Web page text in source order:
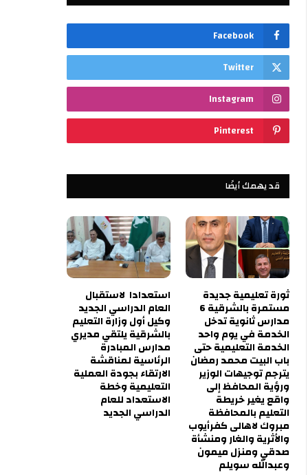
Facebook
Twitter
Instagram
Pinterest
قد يهمك أيضًا
ثورة تعليمية جديدة
مستمرة بالشرقية 6
مدارس ثانوية تدخل
الخدمة في يوم واحد
الخدمة التعليمية حتى
باب البيت محمد رمضان
يترجم توجيهات الوزير
ورؤية المحافظ إلى
واقع يغير خريطة
التعليم بالمحافظة
مبروك لاهالى كفرأيوب
والأثرية والغار ومنشأة
صدقي ومنزل ميمون
وعبدالله سويلم
استعدادا لاستقبال
العام الدراسي الجديد
وكيل أول وزارة التعليم
بالشرقية يلتقي مديري
مدارس المبادرة
الرئاسية لمناقشة
الارتقاء بجودة العملية
التعليمية وخطة
الاستعداد للعام
الدراسي الجديد